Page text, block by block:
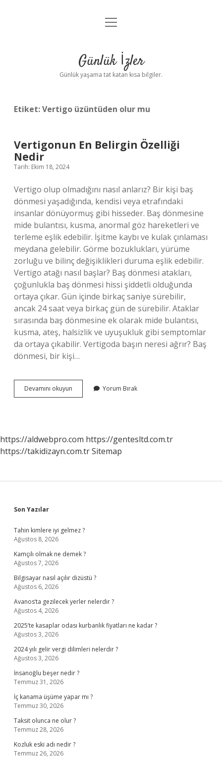
Anasayfa
Yasal Uyarı
menüyü
Günlük İzler
Günlük yaşama tat katan kısa bilgiler.
Etiket:Vertigo üzüntüden olur mu
Vertigonun En Belirgin Özelliği
Nedir
Tarih: Ekim 18, 2024
Vertigo olup olmadığını nasıl anlarız? Bir kişi baş
dönmesi yaşadığında, kendisi veya etrafındaki
insanlar dönüyormuş gibi hisseder. Baş dönmesine
mide bulantısı, kusma, anormal göz hareketleri ve
terleme eşlik edebilir. İşitme kaybı ve kulak çınlaması
meydana gelebilir. Görme bozuklukları, yürüme
zorluğu ve bilinç değişiklikleri duruma eşlik edebilir.
Vertigo atağı nasıl başlar? Baş dönmesi atakları,
çoğunlukla baş dönmesi hissi şiddetli olduğunda
ortaya çıkar. Gün içinde birkaç saniye sürebilir,
ancak 24 saat veya birkaç gün de sürebilir. Ataklar
sırasında baş dönmesine ek olarak mide bulantısı,
kusma, ateş, halsizlik ve uyuşukluk gibi semptomlar
da ortaya çıkabilir. Vertigoda başın neresi ağrır? Baş
dönmesi, bir kişi…
Devamını okuyun Vertigonun
En
Yorum Bırak
https://aldwebpro.com https://gentesltd.com.tr
https://takidizayn.com.trSitemap
Sidebar
Son Yazılar
Tahin kimlere iyi gelmez ?
Ağustos 8, 2026
Kamçılı olmak ne demek ?
Ağustos 7, 2026
Bilgisayar nasıl açılır dizüstü ?
Ağustos 6, 2026
Avanos’ta gezilecek yerler nelerdir ?
Ağustos 4, 2026
2025’te kasaplar odası kurbanlık fiyatları ne kadar ?
Ağustos 3, 2026
2024 yılı gelir vergi dilimleri nelerdir ?
Ağustos 3, 2026
İnsanoğlu beşer nedir ?
Temmuz 31, 2026
İç kanama üşüme yapar mı ?
Temmuz 30, 2026
Taksit olunca ne olur ?
Temmuz 28, 2026
Kozluk eski adı nedir ?
Temmuz 26, 2026